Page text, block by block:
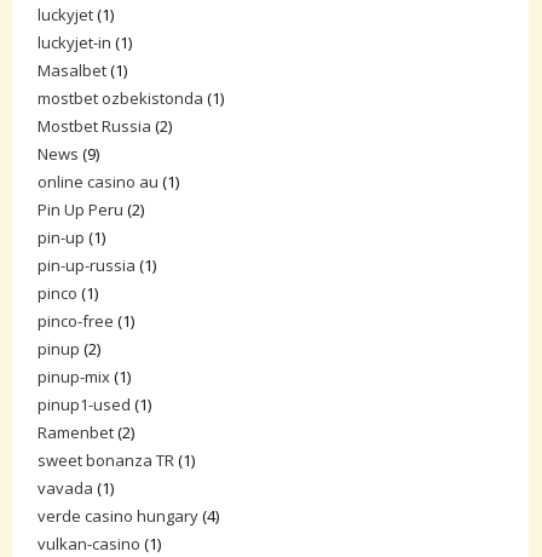
luckyjet(1)
luckyjet-in (1)
Masalbet(1)
mostbet ozbekistonda (1)
Mostbet Russia (2)
News (9)
online casino au (1)
Pin Up Peru (2)
pin-up (1)
pin-up-russia (1)
pinco (1)
pinco-free (1)
pinup (2)
pinup-mix(1)
pinup1-used (1)
Ramenbet(2)
sweet bonanza TR(1)
vavada (1)
verde casino hungary(4)
vulkan-casino (1)